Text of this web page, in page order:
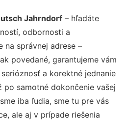
Jahrndorf – hľadáte
odbornosti a
na správnej adrese –
povedané, garantujeme vám
a korektné jednanie
samotné dokončenie vašej
iba ľudia, sme tu pre vás
ale aj v prípade riešenia